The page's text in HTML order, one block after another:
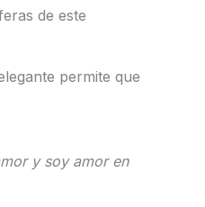
de este
permite que
y soy amor en